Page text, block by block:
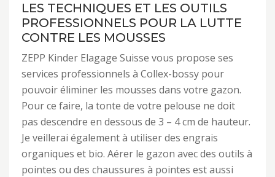
LES TECHNIQUES ET LES OUTILS
PROFESSIONNELS POUR LA LUTTE
CONTRE LES MOUSSES
ZEPP Kinder Elagage Suisse vous propose ses
services professionnels à Collex-bossy pour
pouvoir éliminer les mousses dans votre gazon.
Pour ce faire, la tonte de votre pelouse ne doit
pas descendre en dessous de 3 – 4 cm de hauteur.
Je veillerai également à utiliser des engrais
organiques et bio. Aérer le gazon avec des outils à
pointes ou des chaussures à pointes est aussi